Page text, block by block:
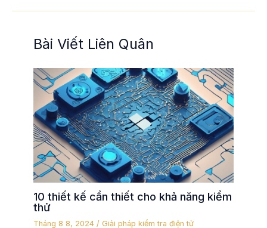
Bài Viết Liên Quân
10 thiết kế cần thiết cho khả năng kiểm
thử
Tháng 8 8, 2024/Giải pháp kiểm tra điện tử